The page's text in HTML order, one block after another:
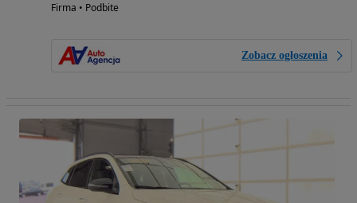
Firma • Podbite
Zobacz ogłoszenia